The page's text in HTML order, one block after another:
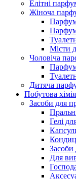
Елітні
Жіноча
Місти
Чоловіча
Дитяча
Побутова хімія
Засоби для
Гелі
Засоби
Для